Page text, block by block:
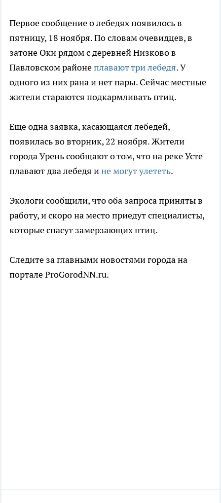
Первое сообщение о лебедях появилось в
пятницу, 18 ноября. По словам очевидцев, в
затоне Оки рядом с деревней Низково в
Павловском районеплавают три лебедя. У
одного из них рана и нет пары. Сейчас местные
жители стараются подкармливать птиц.
Еще одна заявка, касающаяся лебедей,
появилась во вторник, 22 ноября. Жители
города Урень сообщают о том, что на реке Усте
плавают два лебедя ине могут улететь.
Экологи сообщили, что оба запроса приняты в
работу, и скоро на место приедут специалисты,
которые спасут замерзающих птиц.
Следите за главными новостями города на
портале ProGorodNN.ru.